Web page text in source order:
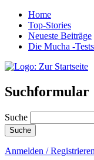
Home
Top-Stories
Neueste Beiträge
Die Mucha -Tests
Suchformular
Suche
Anmelden / Registrieren